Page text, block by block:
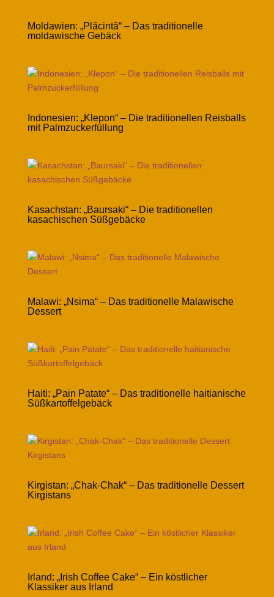
Moldawien: „Plăcintă“ – Das traditionelle
moldawische Gebäck
Indonesien: „Klepon“ – Die traditionellen Reisballs
mit Palmzuckerfüllung
Kasachstan: „Baursaki“ – Die traditionellen
kasachischen Süßgebäcke
Malawi: „Nsima“ – Das traditionelle Malawische
Dessert
Haiti: „Pain Patate“ – Das traditionelle haitianische
Süßkartoffelgebäck
Kirgistan: „Chak-Chak“ – Das traditionelle Dessert
Kirgistans
Irland: „Irish Coffee Cake“ – Ein köstlicher
Klassiker aus Irland